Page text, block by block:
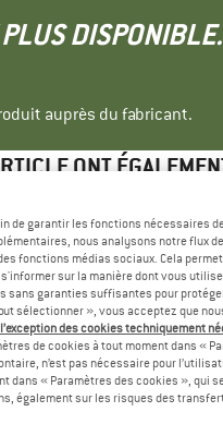
auprès du fabricant.
ONT
Jusqu'à
de garantir les fonctions nécessaires
nous analysons notre flux
fonctions médias sociaux. Cela
sur la manière dont vous
sans garanties suffisantes pour
sélectionner », vous acceptez que
des cookies techniquement
de cookies à tout moment dans «
n’est pas nécessaire pour
dans « Paramètres des cookies », qui
également sur les risques des